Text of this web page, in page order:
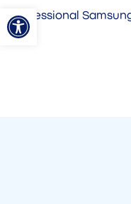
פתח
Professional